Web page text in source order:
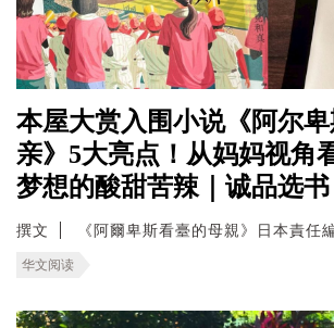
本屋大赏入围小说《阿尔
亲》5大亮点！从妈妈视角
梦想的酸甜苦辣｜诚品选书
撰文 《阿爾卑斯看臺的母親》日本責任
华文阅读